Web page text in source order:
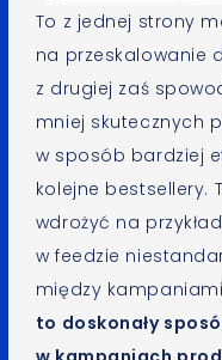
To z jednej strony
na przeskalowanie
z drugiej zaś
mniej skutecznych
w sposób bardziej
kolejne bestsellery.
wdrożyć na
w feedzie
między
to doskonały